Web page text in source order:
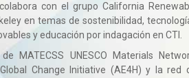
con el grupo California
en temas de sostenibilidad,
y educación por indagación en CTI.
MATECSS UNESCO Materials
Change Initiative (AE4H) y la red